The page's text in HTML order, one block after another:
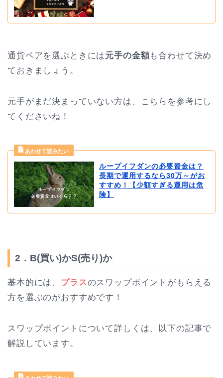
通貨ペアを選ぶときには元手の金額も合わせて決め
ておきましょう。
元手がまだ決まっていない方は、こちらを参考にし
てくださいね！
ループイフダンの必要資金は？
長期で運用するなら30万～がお
すすめ！【少額すぎる運用は危
険】
2．B(買い)かS(売り)か
基本的には、 プラスのスワップポイントがもらえる
方を選ぶのがおすすめです！
スワップポイントについて詳しくは、以下の記事で
解説しています。